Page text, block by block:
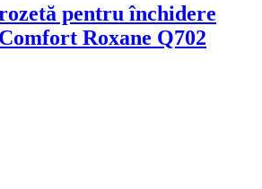
pentru închidere
Roxane Q702